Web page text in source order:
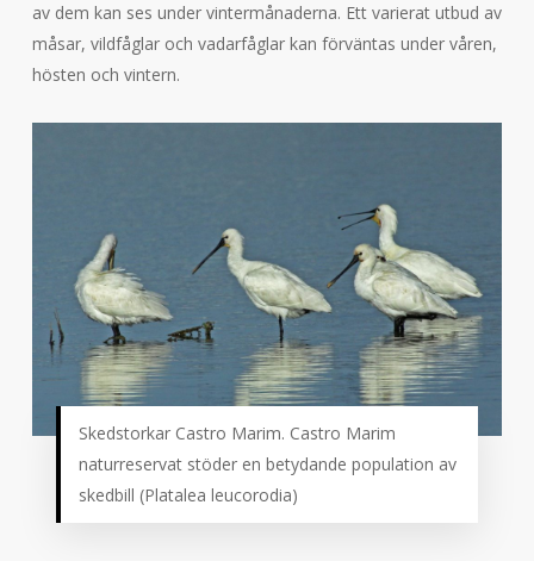
av dem kan ses under vintermånaderna. Ett varierat utbud av
måsar, vildfåglar och vadarfåglar kan förväntas under våren,
hösten och vintern.
Skedstorkar Castro Marim. Castro Marim
naturreservat stöder en betydande population av
skedbill (Platalea leucorodia)